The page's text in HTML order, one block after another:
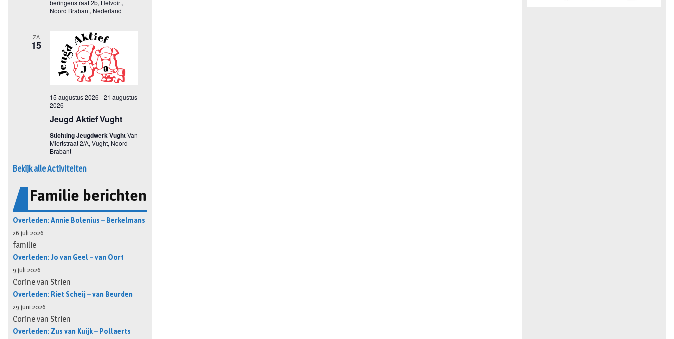
Bekijk alle Activiteiten
Familie berichten
Overleden: Annie Bolenius – Berkelmans
26 juli 2026
familie
Overleden: Jo van Geel – van Oort
9 juli 2026
Corine van Strien
Overleden: Riet Scheij – van Beurden
29 juni 2026
Corine van Strien
Overleden: Zus van Kuijk – Pollaerts